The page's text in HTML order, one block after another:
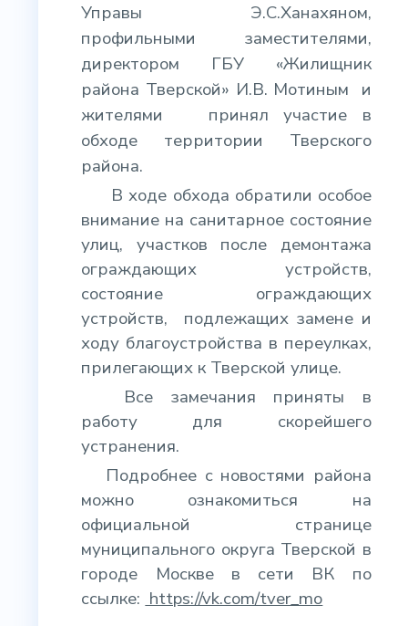
Управы Э.С.Ханахяном,
профильными заместителями,
директором ГБУ «Жилищник
района Тверской» И.В. Мотиным
и
жителями
принял участие в
обходе территории Тверского
района.
В ходе обхода обратили особое
внимание на санитарное состояние
улиц, участков после демонтажа
ограждающих устройств,
состояние ограждающих
устройств,
подлежащих замене и
ходу благоустройства в переулках,
прилегающих к Тверской улице.
Все замечания приняты в
работу для скорейшего
устранения.
Подробнее с новостями района
можно ознакомиться на
официальной странице
муниципального округа Тверской в
городе Москве в сети ВК по
ссылке: https://vk.com/tver_mo